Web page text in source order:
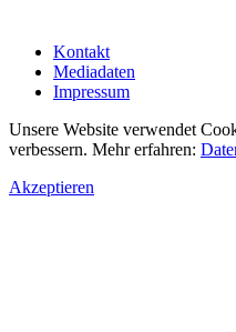
Kontakt
Mediadaten
Impressum
Unsere Website verwendet
verbessern. Mehr erfahren:
Akzeptieren